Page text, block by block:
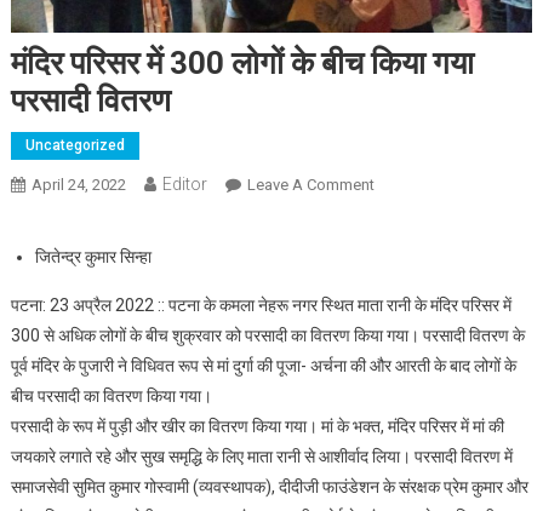
मंदिर परिसर में 300 लोगों के बीच किया गया
परसादी वितरण
Uncategorized
April 24, 2022 Editor Leave A CommentOn मंदिर परिसर में 300 लोगों
जितेन्द्र कुमार सिन्हा
पटना: 23 अप्रैल 2022 :: पटना के कमला नेहरू नगर स्थित माता रानी के मंदिर परिसर में
300 से अधिक लोगों के बीच शुक्रवार को परसादी का वितरण किया गया। परसादी वितरण के
पूर्व मंदिर के पुजारी ने विधिवत रूप से मां दुर्गा की पूजा- अर्चना की और आरती के बाद लोगों के
बीच परसादी का वितरण किया गया।
परसादी के रूप में पुड़ी और खीर का वितरण किया गया। मां के भक्त, मंदिर परिसर में मां की
जयकारे लगाते रहे और सुख समृद्धि के लिए माता रानी से आशीर्वाद लिया। परसादी वितरण में
समाजसेवी सुमित कुमार गोस्वामी (व्यवस्थापक), दीदीजी फाउंडेशन के संरक्षक प्रेम कुमार और